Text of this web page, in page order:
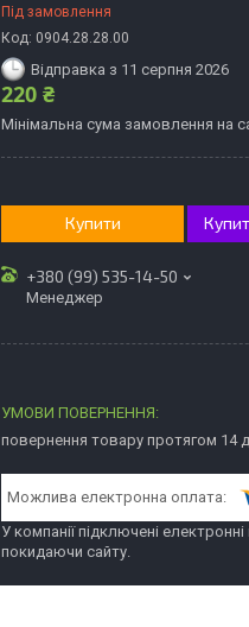
Під замовлення
Код: 0904.28.28.00
Відправка з 11 серпня 2026
220 ₴
Мінімальна сума замовлення на
Купити
+380 (99) 535-14-50
Менеджер
повернення товару протягом 14
У компанії підключені
покидаючи сайту.